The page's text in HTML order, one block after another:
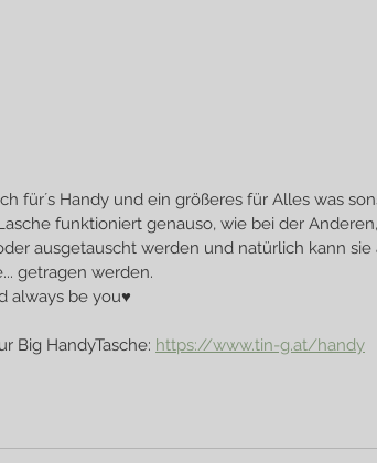
für´s Handy und ein größeres für Alles was
funktioniert genauso, wie bei der
ausgetauscht werden und natürlich kann
getragen werden.
always be you♥
Big HandyTasche: https://www.tin-g.at/handy